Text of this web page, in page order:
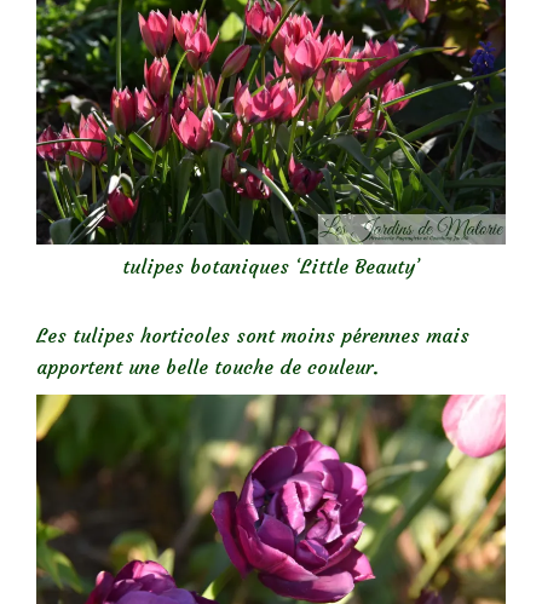
tulipes botaniques ‘Little Beauty’
Les tulipes horticoles sont moins pérennes mais
apportent une belle touche de couleur.